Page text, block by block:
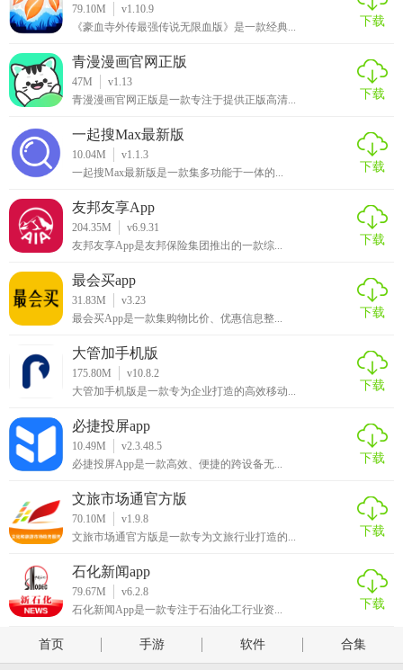
79.10M
v1.10.9
《豪血寺外传最强传说无限血版》是一款经典...
下载
青漫漫画官网正版
47M
v1.13
青漫漫画官网正版是一款专注于提供正版高清...
下载
一起搜Max最新版
10.04M
v1.1.3
一起搜Max最新版是一款集多功能于一体的...
下载
友邦友享App
204.35M
v6.9.31
友邦友享App是友邦保险集团推出的一款综...
下载
最会买app
31.83M
v3.23
最会买App是一款集购物比价、优惠信息整...
下载
大管加手机版
175.80M
v10.8.2
大管加手机版是一款专为企业打造的高效移动...
下载
必捷投屏app
10.49M
v2.3.48.5
必捷投屏App是一款高效、便捷的跨设备无...
下载
文旅市场通官方版
70.10M
v1.9.8
文旅市场通官方版是一款专为文旅行业打造的...
下载
石化新闻app
79.67M
v6.2.8
石化新闻App是一款专注于石油化工行业资...
下载
首页 手游 软件 合集